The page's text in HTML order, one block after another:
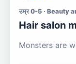
उम्र 0-5 · Beauty
Hair salon
Monsters are